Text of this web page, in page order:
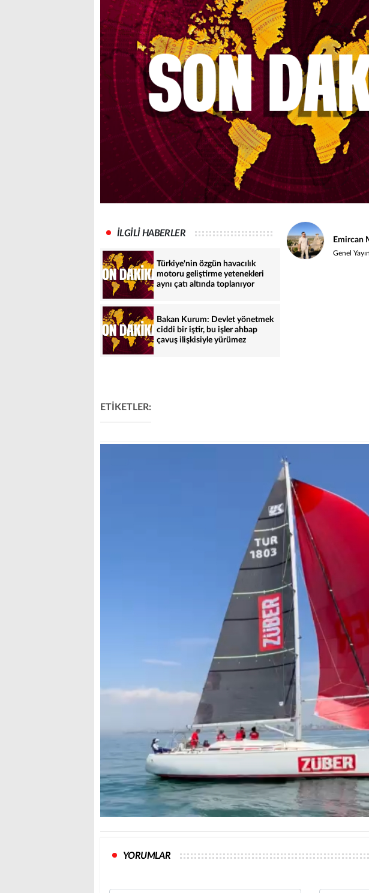
İLGİLİ HABERLER
Türkiye'nin özgün havacılık
motoru geliştirme yetenekleri
aynı çatı altında toplanıyor
Bakan Kurum: Devlet yönetmek
ciddi bir iştir, bu işler ahbap
çavuş ilişkisiyle yürümez
Emircan
Genel
ETİKETLER:
YORUMLAR